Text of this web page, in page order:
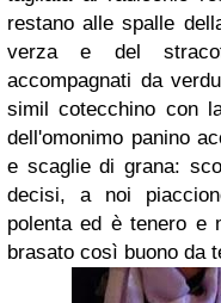
restano alle spalle
verza e del
accompagnati da
simil cotecchino con
dell'omonimo panino
e scaglie di grana:
decisi, a noi
polenta ed è tenero e
brasato così buono da